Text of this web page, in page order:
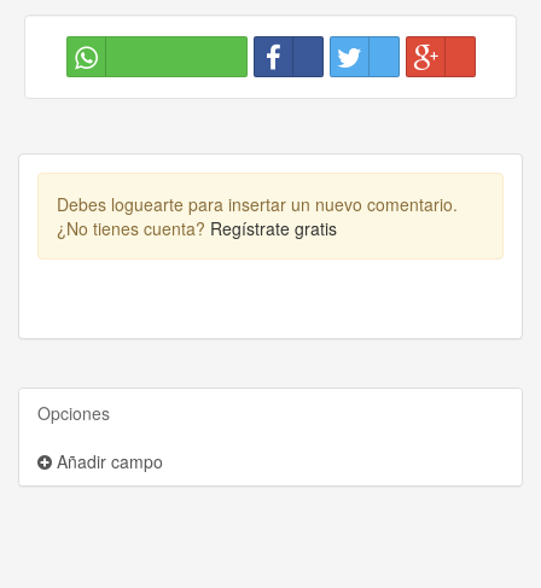
Debes loguearte para insertar un nuevo comentario.
¿No tienes cuenta? Regístrate gratis
Opciones
Añadir campo